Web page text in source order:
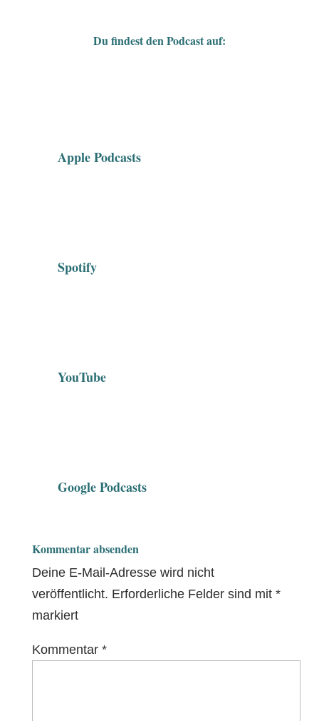
Du findest den Podcast auf:
Apple Podcasts
Spotify
YouTube
Google Podcasts
Kommentar absenden
Deine E-Mail-Adresse wird nicht
veröffentlicht. Erforderliche Felder sind mit *
markiert
Kommentar *